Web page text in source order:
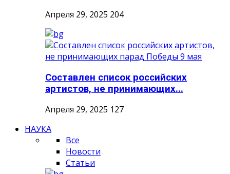
Апреля 29, 2025 204
Составлен список российских
артистов, не принимающих...
Апреля 29, 2025 127
НАУКА
Все
Новости
Статьи